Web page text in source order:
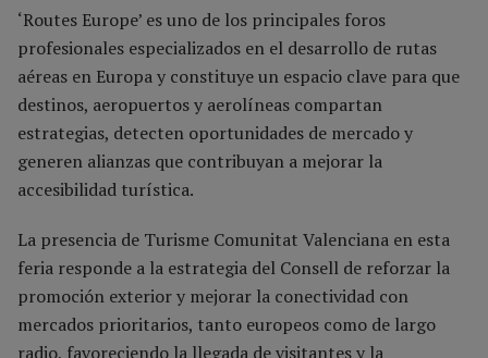
‘Routes Europe’ es uno de los principales foros
profesionales especializados en el desarrollo de rutas
aéreas en Europa y constituye un espacio clave para que
destinos, aeropuertos y aerolíneas compartan
estrategias, detecten oportunidades de mercado y
generen alianzas que contribuyan a mejorar la
accesibilidad turística.
La presencia de Turisme Comunitat Valenciana en esta
feria responde a la estrategia del Consell de reforzar la
promoción exterior y mejorar la conectividad con
mercados prioritarios, tanto europeos como de largo
radio, favoreciendo la llegada de visitantes y la